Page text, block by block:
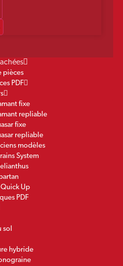
pièces
PDF
fixe
repliable
fixe
repliable
modèles
System
Quick Up
PDF
sol
hybride